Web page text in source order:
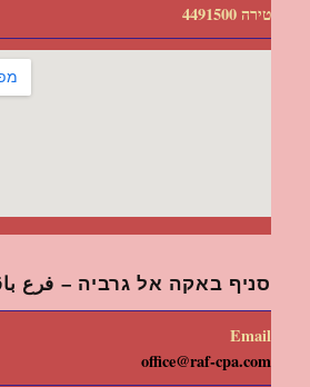
טירה 4491500
סניף באקה אל גרביה – فرع
Email
office@raf-cpa.com